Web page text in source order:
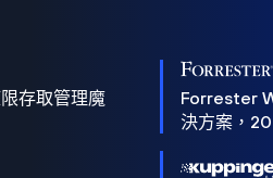
存取管理魔
Forrester
決方案，